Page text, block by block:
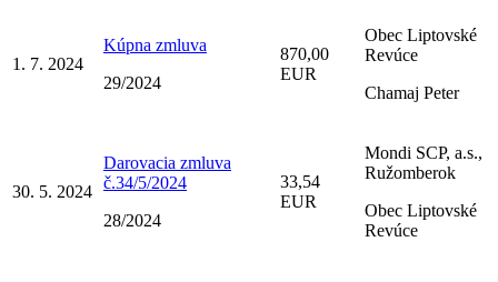
1. 7. 2024
Kúpna zmluva
29/2024
870,00
EUR
Obec Liptovské
Revúce
Chamaj Peter
30. 5. 2024
Darovacia zmluva
č.34/5/2024
28/2024
33,54
EUR
Mondi SCP, a.s.,
Ružomberok
Obec Liptovské
Revúce